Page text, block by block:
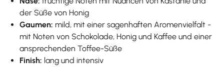
der Süße von Honig
Gaumen: mild, mit einer sagenhaften Aromenvielfalt -
mit Noten von Schokolade, Honig und Kaffee und einer
ansprechenden Toffee-Süße
Finish: lang und intensiv